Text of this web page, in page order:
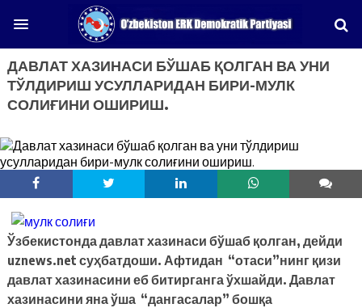
ДАВЛАТ ХАЗИНАСИ БЎШАБ ҚОЛГАН ВА УНИ
ТЎЛДИРИШ УСУЛЛАРИДАН БИРИ-МУЛК
СОЛИҒИНИ ОШИРИШ.
Ўзбекистонда давлат хазинаси бўшаб қолган, дейди
uznews.net суҳбатдоши. Афтидан “отаси”нинг қизи
давлат хазинасини еб битирганга ўхшайди. Давлат
хазинасини яна ўша “дангасалар” бошқа